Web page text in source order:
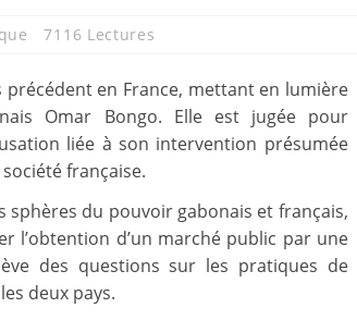
7116 Lectures
précédent en France, mettant en lumière
Omar Bongo. Elle est jugée pour
liée à son intervention présumée
française.
sphères du pouvoir gabonais et français,
l’obtention d’un marché public par une
des questions sur les pratiques de
deux pays.